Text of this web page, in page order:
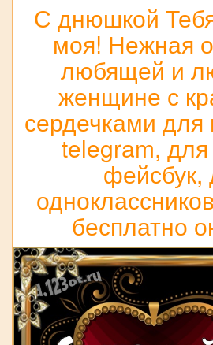
С днюшкой
моя! Нежная
любящей и
женщине с
сердечками для
telegram,
фейсбук,
бесплатно